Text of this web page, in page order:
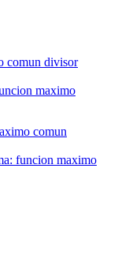
maximo
funcion maximo